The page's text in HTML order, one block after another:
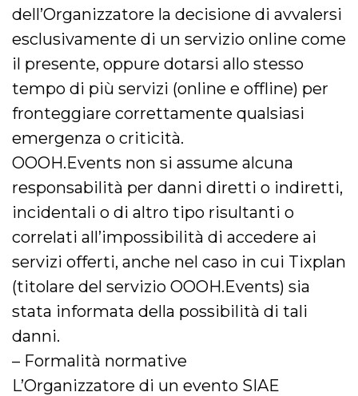
dell’Organizzatore la decisione di avvalersi
esclusivamente di un servizio online come
il presente, oppure dotarsi allo stesso
tempo di più servizi (online e offline) per
fronteggiare correttamente qualsiasi
emergenza o criticità.
OOOH.Events non si assume alcuna
responsabilità per danni diretti o indiretti,
incidentali o di altro tipo risultanti o
correlati all’impossibilità di accedere ai
servizi offerti, anche nel caso in cui Tixplan
(titolare del servizio OOOH.Events) sia
stata informata della possibilità di tali
danni.
– Formalità normative
L’Organizzatore di un evento SIAE